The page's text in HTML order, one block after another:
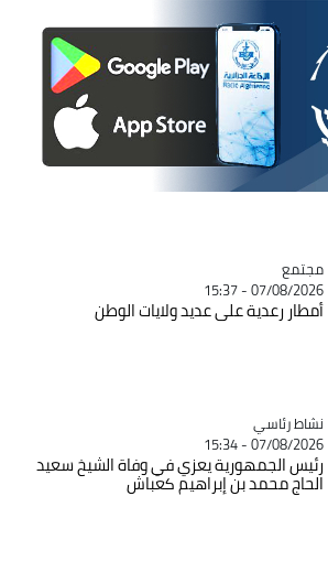
Catégorie
مجتمع
07/08/2026 - 15:37
أمطار رعدية على عديد ولايات الوطن
Catégorie
نشاط رئاسي
07/08/2026 - 15:34
رئيس الجمهورية يعزي في وفاة الشيخ سعيد
الحاج محمد بن إبراهيم كعباش